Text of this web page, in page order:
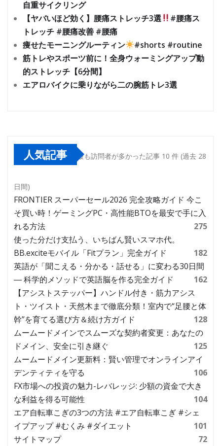
自重サイクリング
【ヤバいほど効く】腰痛ストレッチ3選
#腰痛ス
トレッチ #腰痛改善 #腰痛
痩せたモーニングルーティン
#shorts #routine
筋トレやスポーツ前に！全身ウォーミングアップ動
的ストレッチ【6分間】
エアロバイクに乗りながら二の腕筋トレ3選
人気記事 最も訪問者が多かった記事 10 件 (過去 28
日間)
FRONTIER スーパーセール2026 完全攻略ガイド 今こ
そ買い時！ゲーミングPC・高性能BTOを最安で手に入
れる方法
275
使った分だけ支払う、いちばん賢いスマホ代。
BB.exciteモバイル「Fitプラン」完全ガイド
182
英語が「聞こえる・分かる・話せる」に変わる30日間
― 科学的メソッドで英語脳を作る完全ガイド
162
【アシストステッパー】ハンドル付き・筋力アシス
ト・ツイスト・天然木まで徹底分類！室内で“足腰と体
幹”を育てる選び方＆続け方ガイド
128
ムームードメインでスムーズな契約者変更：あなたの
ドメイン、安全に引き継ぐ
125
ムームードメイン更新料：賢い管理でオンラインアイ
デンティティを守る
106
FX市場への投資の魅力-レバレッジ: 少額の資金で大き
な利益を得る可能性
104
エア自転車こぎの3つの方法 #エア自転車こぎ #シェ
イプアップ #むくみ #ダイエット
101
サイトマップ
72